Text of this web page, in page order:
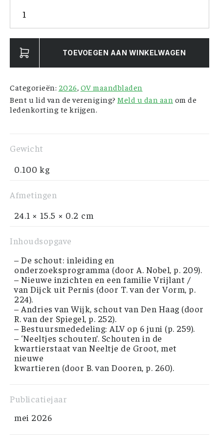
Voorgeslacht
mei
TOEVOEGEN AAN WINKELWAGEN
Categorieën: 2026, OV maandbladen
Bent u lid van de vereniging? Meld u dan aan om de
ledenkorting te krijgen.
Gewicht
0.100 kg
Afmetingen
24.1 × 15.5 × 0.2 cm
Inhoudsopgave
– De schout: inleiding en
onderzoeksprogramma (door A. Nobel, p. 209).
– Nieuwe inzichten en een familie Vrijlant /
van Dijck uit Pernis (door T. van der Vorm, p.
224).
– Andries van Wijk, schout van Den Haag (door
R. van der Spiegel, p. 252).
– Bestuursmededeling: ALV op 6 juni (p. 259).
– ‘Neeltjes schouten’. Schouten in de
kwartierstaat van Neeltje de Groot, met
nieuwe
kwartieren (door B. van Dooren, p. 260).
Publicatiejaar
mei 2026